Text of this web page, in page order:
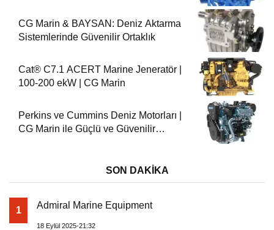
CG Marin & BAYSAN: Deniz Aktarma
Sistemlerinde Güvenilir Ortaklık
Cat® C7.1 ACERT Marine Jeneratör |
100-200 ekW | CG Marin
Perkins ve Cummins Deniz Motorları |
CG Marin ile Güçlü ve Güvenilir
SON DAKİKA
1 Admiral Marine Equipment
18 Eylül 2025-21:32